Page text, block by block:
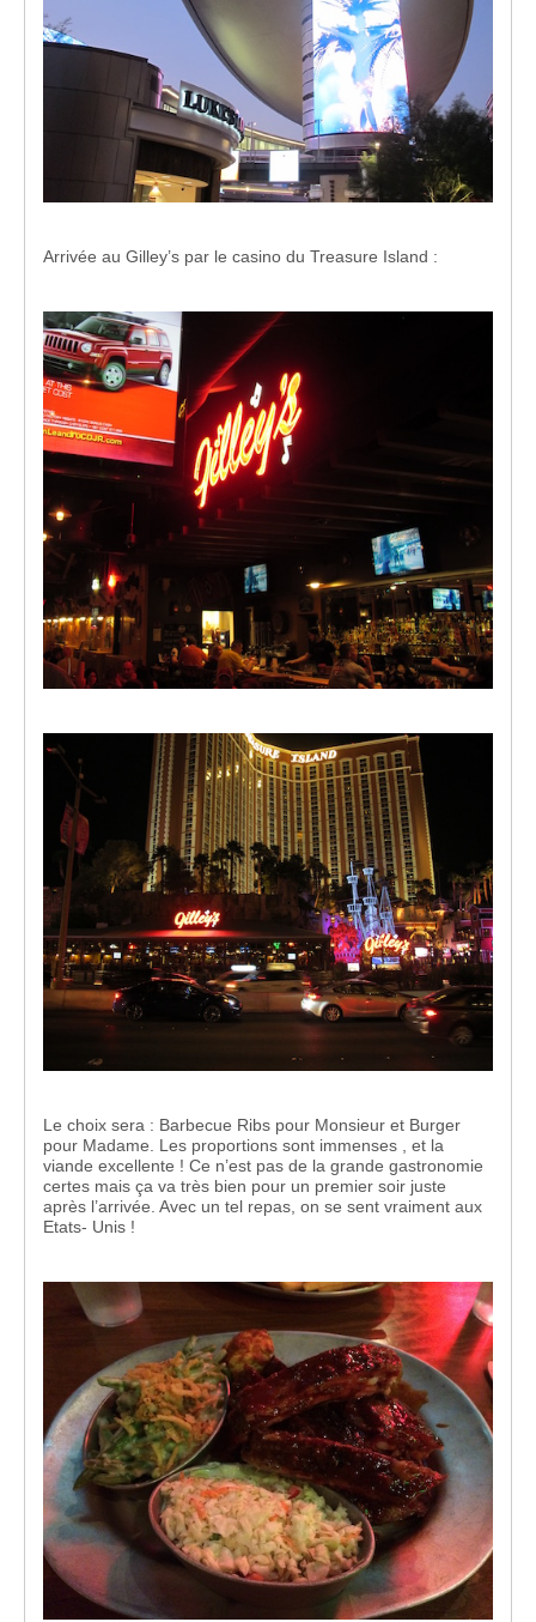
Arrivée au Gilley’s par le casino du Treasure Island :
Le choix sera : Barbecue Ribs pour Monsieur et Burger
pour Madame. Les proportions sont immenses , et la
viande excellente ! Ce n’est pas de la grande gastronomie
certes mais ça va très bien pour un premier soir juste
après l’arrivée. Avec un tel repas, on se sent vraiment aux
Etats- Unis !